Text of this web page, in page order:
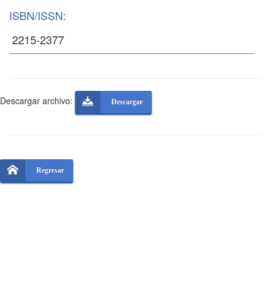
ISBN/ISSN:
Descargar archivo: Descargar
Regresar